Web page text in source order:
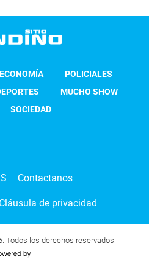
ECONOMÍA
POLICIALES
MUCHO SHOW
SOCIEDAD
Contactanos
Cláusula de privacidad
Todos los derechos reservados.